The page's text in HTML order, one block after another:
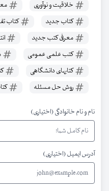
خلاقیت و نوآوری
کتاب جدید
کتاب
معرفی کتب جدید
کتب علمی عمومی
کتابهای دانشگاهی
روش حل مسئله
نام و نام خانوادگی (اختیاری)
آدرس ایمیل (اختیاری)